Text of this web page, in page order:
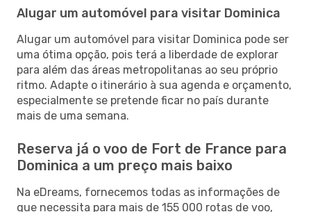
Alugar um automóvel para visitar Dominica
Alugar um automóvel para visitar Dominica pode ser
uma ótima opção, pois terá a liberdade de explorar
para além das áreas metropolitanas ao seu próprio
ritmo. Adapte o itinerário à sua agenda e orçamento,
especialmente se pretende ficar no país durante
mais de uma semana.
Reserva já o voo de Fort de France para
Dominica a um preço mais baixo
Na eDreams, fornecemos todas as informações de
que necessita para mais de 155 000 rotas de voo,